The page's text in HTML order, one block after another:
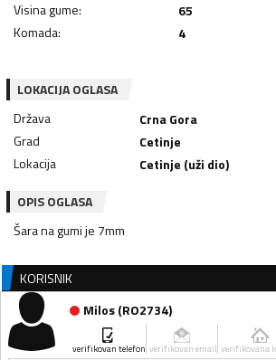
Visina gume:
65
Komada: 4
LOKACIJA OGLASA
Država
Crna Gora
Grad
Cetinje
Lokacija
Cetinje (uži dio)
OPIS OGLASA
Šara na gumi je 7mm
KORISNIK
Milos(RO2734)
verifikovan telefon verifikovan email verifikovana